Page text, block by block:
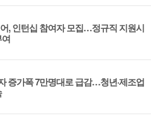
, 인턴십 참여자 모집…정규직 지원시
증가폭 7만명대로 급감…청년·제조업